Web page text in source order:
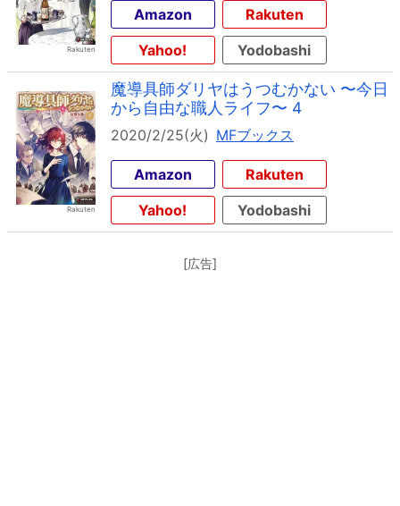
Amazon
Rakuten
Yahoo!
Yodobashi
魔導具師ダリヤはうつむかない 〜今日
から自由な職人ライフ〜 4
2020/2/25(火) MFブックス
Amazon
Rakuten
Yahoo!
Yodobashi
[広告]